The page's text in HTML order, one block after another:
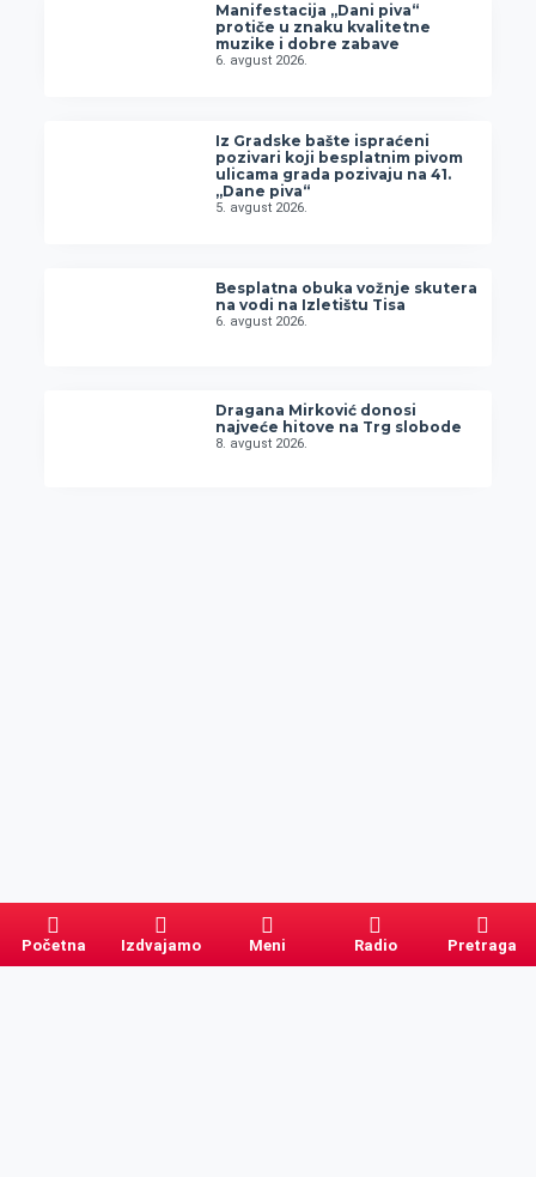
Manifestacija „Dani piva“
protiče u znaku kvalitetne
muzike i dobre zabave
6. avgust 2026.
Iz Gradske bašte ispraćeni
pozivari koji besplatnim pivom
ulicama grada pozivaju na 41.
„Dane piva“
5. avgust 2026.
Besplatna obuka vožnje skutera
na vodi na Izletištu Tisa
6. avgust 2026.
Dragana Mirković donosi
najveće hitove na Trg slobode
8. avgust 2026.
Početna Izdvajamo Meni Radio Pretraga